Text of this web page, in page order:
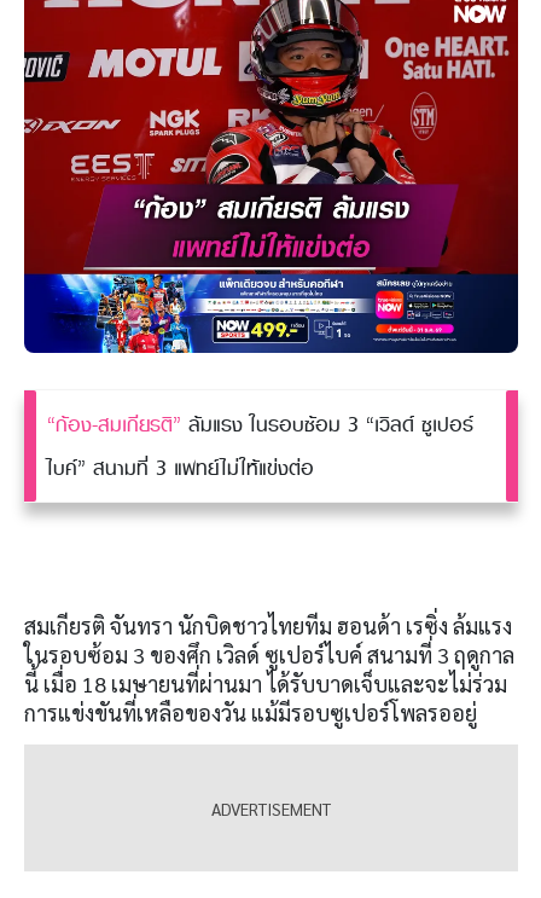
หาร้านร่วมรายการ
“ก้อง-สมเกียรติ” ล้มแรง ในรอบซ้อม 3 “เวิลด์ ซูเปอร์
ไบค์” สนามที่ 3 แพทย์ไม่ให้แข่งต่อ
สมเกียรติ จันทรา นักบิดชาวไทยทีม ฮอนด้า เรซิ่ง ล้มแรง
ในรอบซ้อม 3 ของศึก เวิลด์ ซูเปอร์ไบค์ สนามที่ 3 ฤดูกาล
นี้ เมื่อ 18 เมษายนที่ผ่านมา ได้รับบาดเจ็บและจะไม่ร่วม
การแข่งขันที่เหลือของวัน แม้มีรอบซูเปอร์โพลรออยู่